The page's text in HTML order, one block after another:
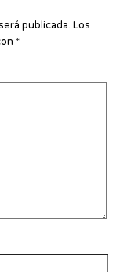
publicada. Los
*